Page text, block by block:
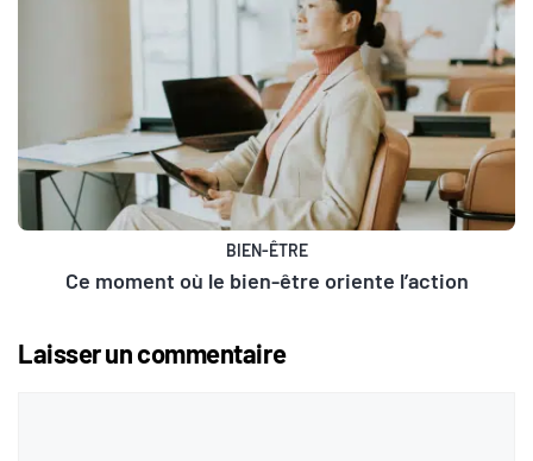
BIEN-ÊTRE
Ce moment où le bien-être oriente l’action
Laisser un commentaire